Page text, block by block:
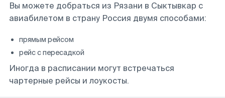
Вы можете добраться из Рязани в Сыктывкар с
авиабилетом в страну Россия двумя способами:
прямым рейсом
рейс с пересадкой
Иногда в расписании могут встречаться
чартерные рейсы и лоукосты.